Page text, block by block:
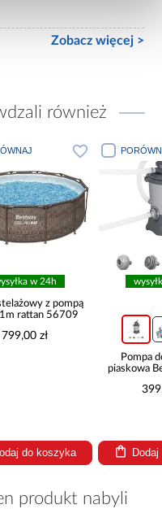
Zobacz więcej >
również
w 24h
z pompą
rattan 56709
799,00 zł
do koszyka
Pompa
piaskowa
produkt nabyli